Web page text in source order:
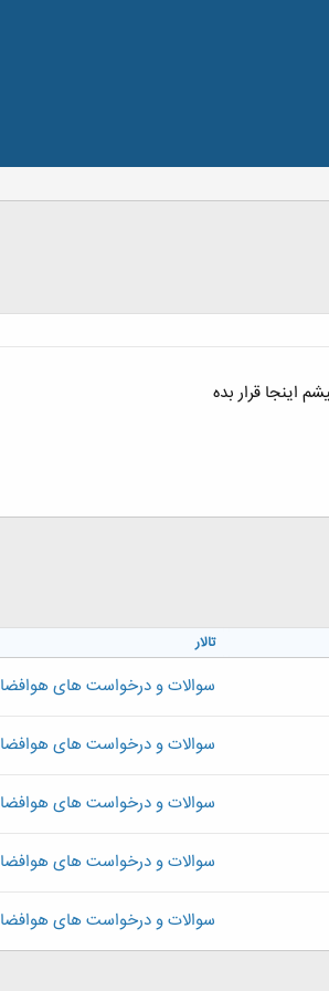
اینجا قرار بده
تالار
سوالات و درخواست های هوافضا
سوالات و درخواست های هوافضا
سوالات و درخواست های هوافضا
سوالات و درخواست های هوافضا
سوالات و درخواست های هوافضا